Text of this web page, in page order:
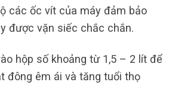
các ốc vít của máy đảm bảo
được vặn siếc chắc chắn.
hộp số khoảng từ 1,5 – 2 lít để
đông êm ái và tăng tuổi thọ